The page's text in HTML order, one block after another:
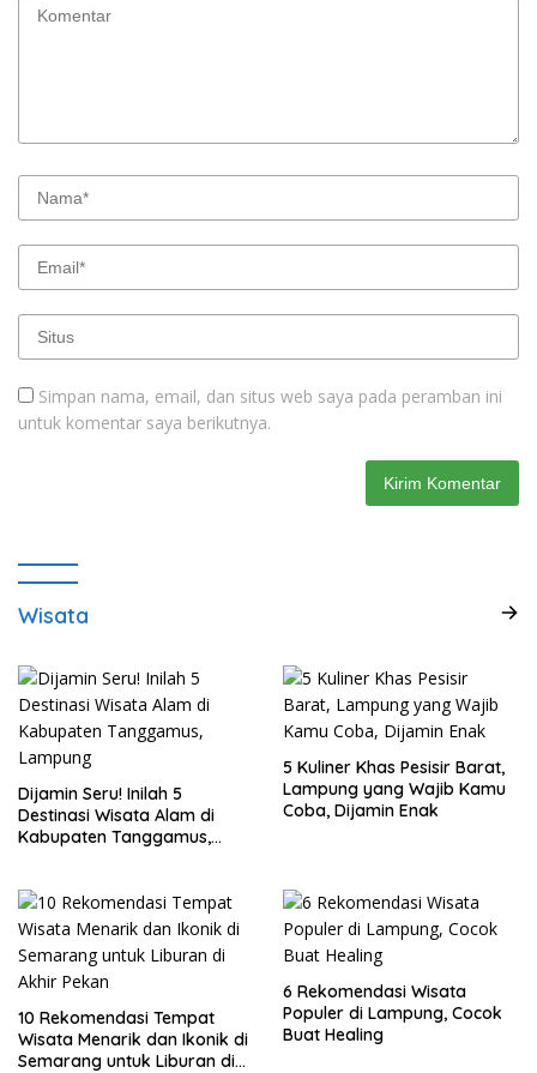
Simpan nama, email, dan situs web saya pada peramban ini
untuk komentar saya berikutnya.
Wisata
Dijamin Seru! Inilah 5
Destinasi Wisata Alam di
Kabupaten Tanggamus,
5 Kuliner Khas Pesisir Barat,
Lampung yang Wajib Kamu
Coba, Dijamin Enak
10 Rekomendasi Tempat
Wisata Menarik dan Ikonik di
Semarang untuk Liburan di
6 Rekomendasi Wisata
Populer di Lampung, Cocok
Buat Healing